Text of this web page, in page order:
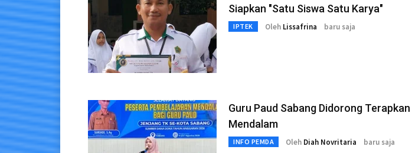
Siapkan "Satu Siswa Satu Karya"
IPTEK Oleh Lissafrina baru saja
Guru Paud Sabang Didorong
Mendalam
INFO PEMDA Oleh Diah Novritaria baru saja